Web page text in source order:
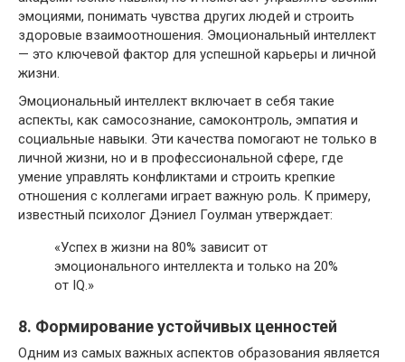
эмоциями, понимать чувства других людей и строить
здоровые взаимоотношения. Эмоциональный интеллект
— это ключевой фактор для успешной карьеры и личной
жизни.
Эмоциональный интеллект включает в себя такие
аспекты, как самосознание, самоконтроль, эмпатия и
социальные навыки. Эти качества помогают не только в
личной жизни, но и в профессиональной сфере, где
умение управлять конфликтами и строить крепкие
отношения с коллегами играет важную роль. К примеру,
известный психолог Дэниел Гоулман утверждает:
«Успех в жизни на 80% зависит от
эмоционального интеллекта и только на 20%
от IQ.»
8. Формирование устойчивых ценностей
Одним из самых важных аспектов образования является